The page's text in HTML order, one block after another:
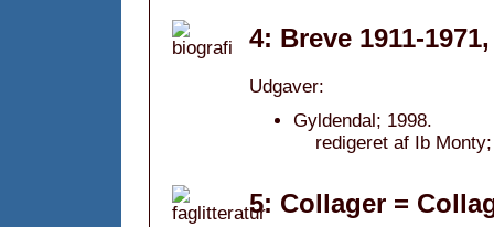
4: Breve 1911-
Udgaver:
Gyldendal; 1998.
redigeret af Ib Monty;
5: Collager =